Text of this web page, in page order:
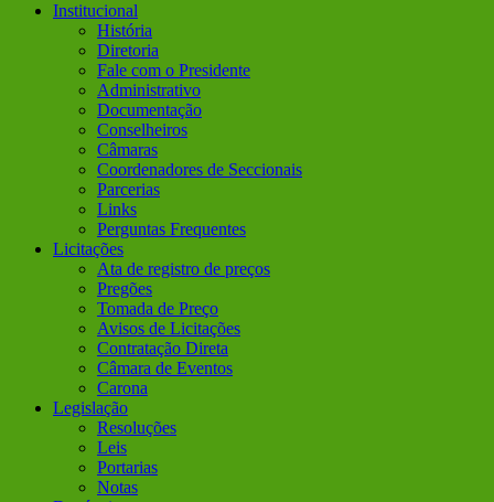
Institucional
História
Diretoria
Fale com o Presidente
Administrativo
Documentação
Conselheiros
Câmaras
Coordenadores de Seccionais
Parcerias
Links
Perguntas Frequentes
Licitações
Ata de registro de preços
Pregões
Tomada de Preço
Avisos de Licitações
Contratação Direta
Câmara de Eventos
Carona
Legislação
Resoluções
Leis
Portarias
Notas